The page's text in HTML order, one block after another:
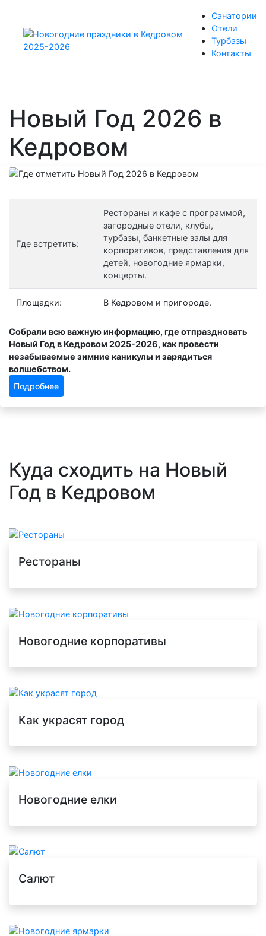
Санатории
Отели
Турбазы
Контакты
Новый Год 2026 в
Кедровом
Где встретить:
Рестораны и кафе с программой,
загородные отели, клубы,
турбазы, банкетные залы для
корпоративов, представления для
детей, новогодние ярмарки,
концерты.
Площадки: В Кедровом и пригороде.
Собрали всю важную информацию, где отпраздновать
Новый Год в Кедровом 2025-2026, как провести
незабываемые зимние каникулы и зарядиться
волшебством.
Подробнее
Куда сходить на Новый
Год в Кедровом
Рестораны
Новогодние корпоративы
Как украсят город
Новогодние елки
Салют